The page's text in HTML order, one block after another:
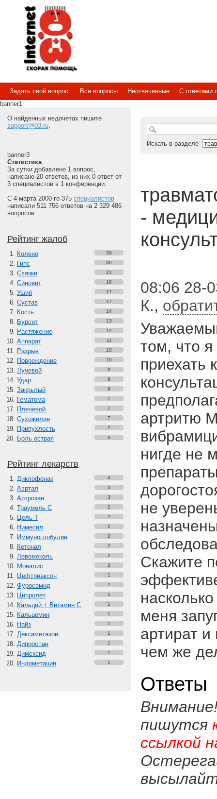
Internet
Скорая помощь
Задать свой вопрос. Все вопросы Неотвеченные
С ответами
banner1
О найденных недочетах пишите
support@03.ru.
banner3
Статистика
За сутки добавлено 1 вопрос,
написано 20 ответов, из них 0 ответ от
3 специалистов в 1 конференции.
С 4 марта 2000-го 375 специалистов
написали 511 756 ответов на 2 329 486
вопросов
Рейтинг жалоб
Колено 39
Гипс 30
Связки 21
Синовит 18
Ушиб 17
Сустав 17
Кость 14
Бурсит 13
Растяжение 12
Аппарат 11
Разрыв 10
Повреждение 10
Лучевой 9
Удар 9
Закрытый 9
Гематома 7
Плечевой 7
Сухожилие 7
Припухлость 7
Боль острая 6
Рейтинг лекарств
Диклофенак 4
Аэртал 3
Артрозан 3
Траумель С 2
Цель Т 2
Нимесил 2
Иммуноглобулин 2
Кетонал 2
Левомеколь 2
Мовалис 2
Цефтриаксон 1
Фуросемид 1
Ципролет 1
Кальций + Витамин C 1
Кальцемин 1
Найз 1
Дексаметазон 1
Дипроспан 1
Димексид 1
Индометацин 1
Искать в разделе
-
08:06 28-
К.,
том, что
приехать
артритю
нигде не
не
Скажите
меня
артират и
чем же
Ответы
пишутся
ссылкой